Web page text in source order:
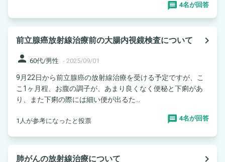
4名が回答
前立腺癌放射線治療前の大腸内視鏡検査について
navigate_next
person 60代/男性 - 2025/09/01
9月22日から前立腺癌の放射線治療を受ける予定ですが、こ
こ1ヶ月程、お腹の調子が、あまり良くなく便秘と下痢があ
り、また下痢の際には細い便が出るた...
1人が参考になったと投票 4名が回答
肺がんの放射線治療について
navigate_next